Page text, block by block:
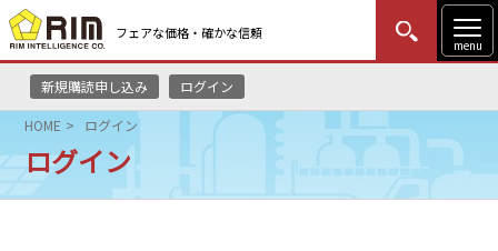
フェアな価格・確かな信頼
menu
新規購読申し込み ログイン
MENU
はじめての方
HOME
HOME ログイン
ログイン